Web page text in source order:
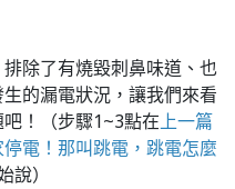
除了有燒毀刺鼻味道、也
的漏電狀況，讓我們來看
！（步驟1~3點在上一篇
電！那叫跳電，跳電怎麼
說）